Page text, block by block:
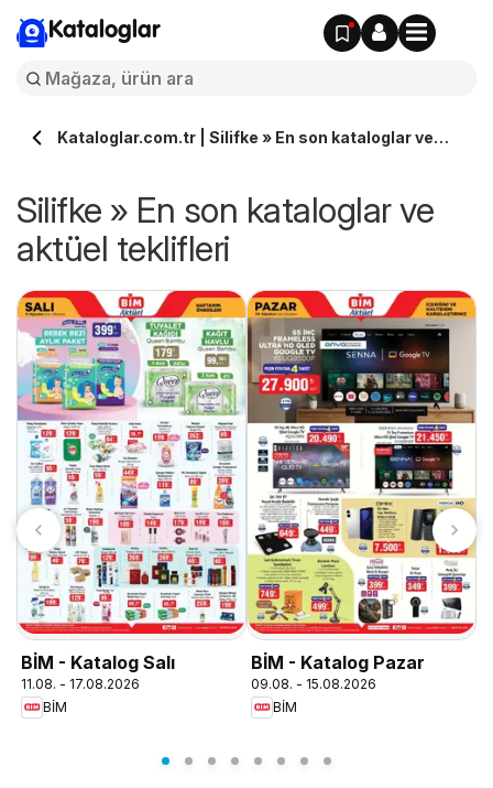
Kataloglar
Kataloglar.com.tr | Silifke » En son kataloglar ve
Silifke » En son kataloglar ve
aktüel teklifleri
BİM - Katalog Salı
11.08. - 17.08.2026
BİM
BİM - Katalog Pazar
09.08. - 15.08.2026
BİM